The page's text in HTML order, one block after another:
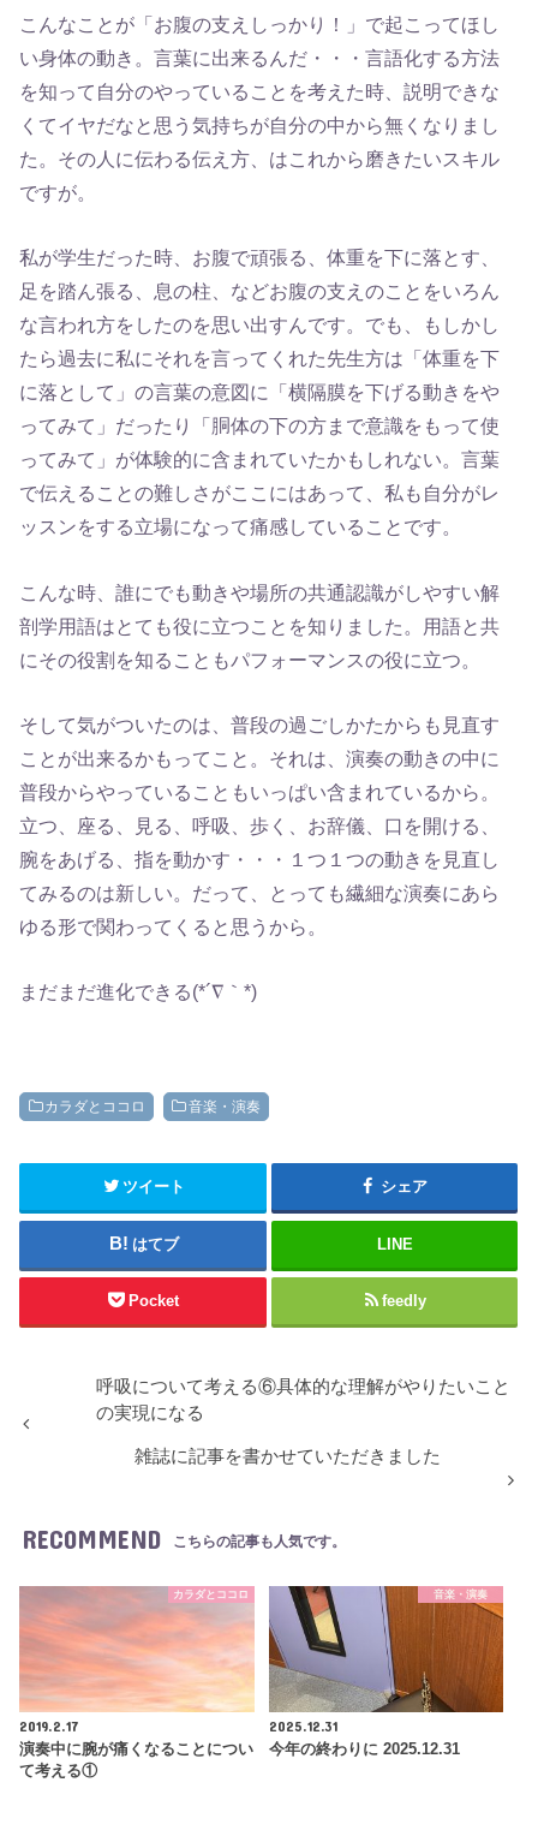
こんなことが「お腹の支えしっかり！」で起こってほし
い身体の動き。言葉に出来るんだ・・・言語化する方法
を知って自分のやっていることを考えた時、説明できな
くてイヤだなと思う気持ちが自分の中から無くなりまし
た。その人に伝わる伝え方、はこれから磨きたいスキル
ですが。
私が学生だった時、お腹で頑張る、体重を下に落とす、
足を踏ん張る、息の柱、などお腹の支えのことをいろん
な言われ方をしたのを思い出すんです。でも、もしかし
たら過去に私にそれを言ってくれた先生方は「体重を下
に落として」の言葉の意図に「横隔膜を下げる動きをや
ってみて」だったり「胴体の下の方まで意識をもって使
ってみて」が体験的に含まれていたかもしれない。言葉
で伝えることの難しさがここにはあって、私も自分がレ
ッスンをする立場になって痛感していることです。
こんな時、誰にでも動きや場所の共通認識がしやすい解
剖学用語はとても役に立つことを知りました。用語と共
にその役割を知ることもパフォーマンスの役に立つ。
そして気がついたのは、普段の過ごしかたからも見直す
ことが出来るかもってこと。それは、演奏の動きの中に
普段からやっていることもいっぱい含まれているから。
立つ、座る、見る、呼吸、歩く、お辞儀、口を開ける、
腕をあげる、指を動かす・・・１つ１つの動きを見直し
てみるのは新しい。だって、とっても繊細な演奏にあら
ゆる形で関わってくると思うから。
まだまだ進化できる(*´∇｀*)
カラダとココロ 音楽・演奏
ツイート シェア
はてブ LINE
Pocket feedly
呼吸について考える⑥具体的な理解がやりたいこと
の実現になる
雑誌に記事を書かせていただきました
RECOMMEND こちらの記事も人気です。
カラダとココロ
2019.2.17
演奏中に腕が痛くなることについ
て考える①
音楽・演奏
2025.12.31
今年の終わりに 2025.12.31